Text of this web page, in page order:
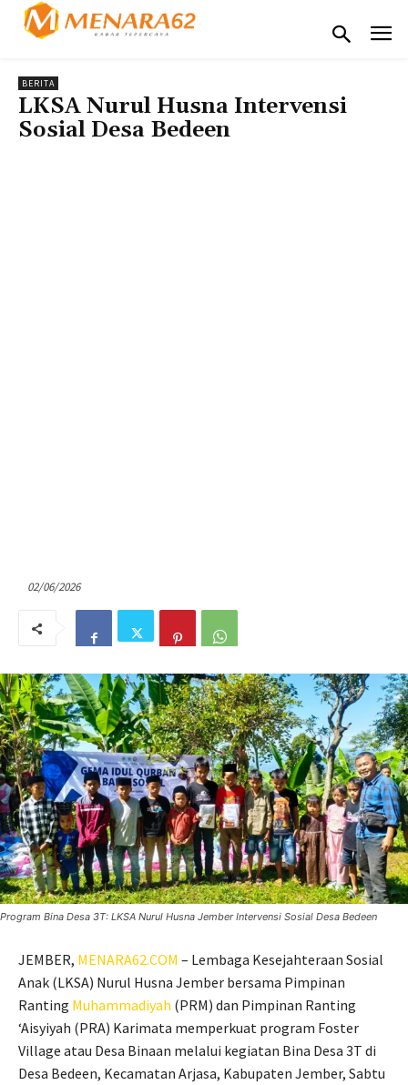
BERITA
LKSA Nurul Husna Intervensi
Sosial Desa Bedeen
02/06/2026
Program Bina Desa 3T: LKSA Nurul Husna Jember Intervensi Sosial Desa Bedeen
JEMBER, MENARA62.COM – Lembaga Kesejahteraan Sosial
Anak (LKSA) Nurul Husna Jember bersama Pimpinan
Ranting Muhammadiyah (PRM) dan Pimpinan Ranting
‘Aisyiyah (PRA) Karimata memperkuat program Foster
Village atau Desa Binaan melalui kegiatan Bina Desa 3T di
Desa Bedeen, Kecamatan Arjasa, Kabupaten Jember, Sabtu